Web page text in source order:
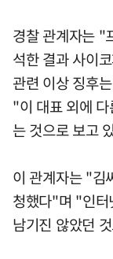
경찰 관계자는 "
석한 결과 사이
관련 이상 징후
"이 대표 외에
는 것으로 보고
이 관계자는 "김
청했다"며 "인터
남기진 않았던